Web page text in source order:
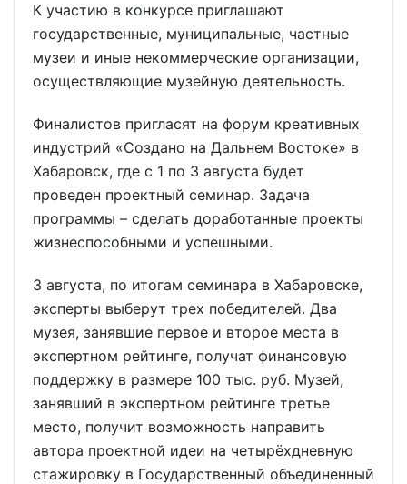
К участию в конкурсе приглашают
государственные, муниципальные, частные
музеи и иные некоммерческие организации,
осуществляющие музейную деятельность.
Финалистов пригласят на форум креативных
индустрий «Создано на Дальнем Востоке» в
Хабаровск, где с 1 по 3 августа будет
проведен проектный семинар. Задача
программы – сделать доработанные проекты
жизнеспособными и успешными.
3 августа, по итогам семинара в Хабаровске,
эксперты выберут трех победителей. Два
музея, занявшие первое и второе места в
экспертном рейтинге, получат финансовую
поддержку в размере 100 тыс. руб. Музей,
занявший в экспертном рейтинге третье
место, получит возможность направить
автора проектной идеи на четырёхдневную
стажировку в Государственный объединенный